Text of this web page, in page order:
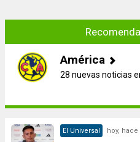
América
28 nuevas noticias
El Universal hoy, hace